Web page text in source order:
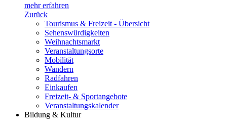
mehr erfahren
Zurück
Tourismus & Freizeit - Übersicht
Sehenswürdigkeiten
Weihnachtsmarkt
Veranstaltungsorte
Mobilität
Wandern
Radfahren
Einkaufen
Freizeit- & Sportangebote
Veranstaltungskalender
Bildung & Kultur